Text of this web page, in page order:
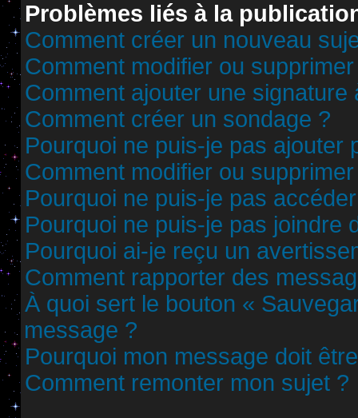
Problèmes liés à la
Comment créer un nouveau
Comment modifier ou
Comment ajouter une
Comment créer un sondage ?
Pourquoi ne puis-je pas ajouter
Comment modifier ou
Pourquoi ne puis-je pas
Pourquoi ne puis-je pas joindre
Pourquoi ai-je reçu un
Comment rapporter des
À quoi sert le bouton «
message ?
Pourquoi mon message doit
Comment remonter mon sujet ?